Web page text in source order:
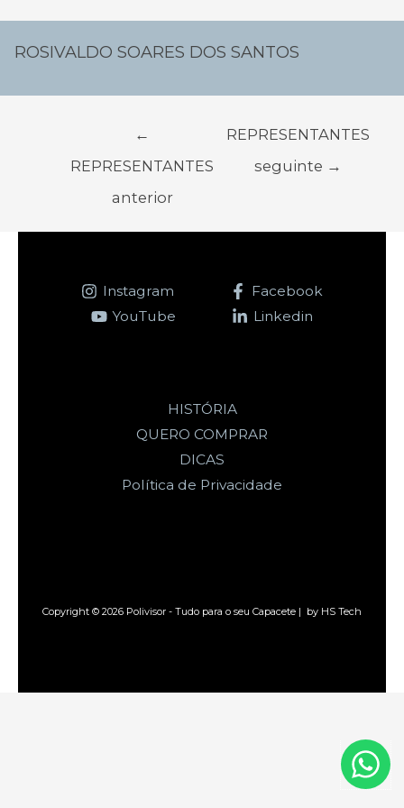
ROSIVALDO SOARES DOS SANTOS
Post
←
REPRESENTANTES
anterior
REPRESENTANTES
seguinte →
Instagram
Facebook
YouTube
Linkedin
HISTÓRIA
QUERO COMPRAR
DICAS
Política de Privacidade
Copyright © 2026 Polivisor - Tudo para o seu Capacete | by HS Tech